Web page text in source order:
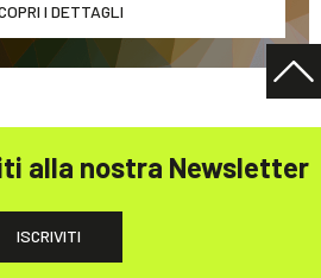
I DETTAGLI
alla nostra Newsletter
ISCRIVITI